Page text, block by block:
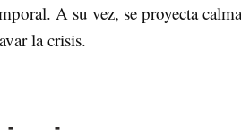
A su vez, se proyecta
la crisis.